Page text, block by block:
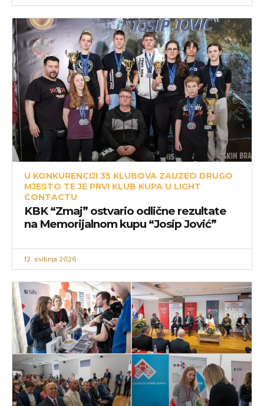
U KONKURENCIJI 35 KLUBOVA ZAUZEO DRUGO
MJESTO TE JE PRVI KLUB KUPA U LIGHT
CONTACTU
KBK “Zmaj” ostvario odlične rezultate
na Memorijalnom kupu “Josip Jović”
12. svibnja 2026.